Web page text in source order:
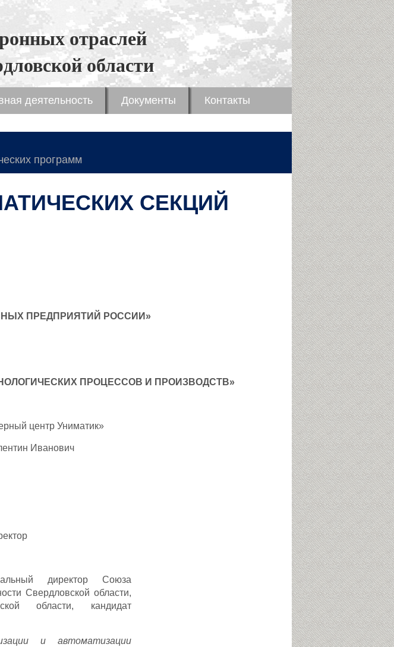
отраслей
области
деятельность Документы Контакты
программ
СЕКЦИЙ
ПРЕДПРИЯТИЙ РОССИИ»
ПРОЦЕССОВ И ПРОИЗВОДСТВ»
центр Униматик»
Иванович
директор Союза
Свердловской области,
области, кандидат
и автоматизации